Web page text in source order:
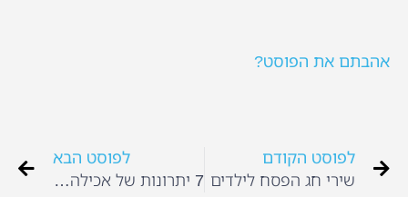
אהבתם את הפוסט?
לפוסט הקודם
שירי חג הפסח לילדים
לפוסט הבא
7 יתרונות של אכילה משפחתית משותפת